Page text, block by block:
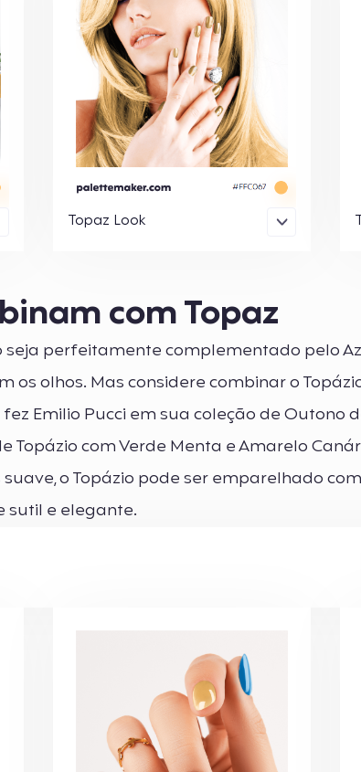
Topaz Look
com Topaz
seja perfeitamente complementado pelo
os olhos. Mas considere combinar o
Emilio Pucci em sua coleção de Outono
Topázio com Verde Menta e Amarelo
o Topázio pode ser emparelhado
sutil e elegante.